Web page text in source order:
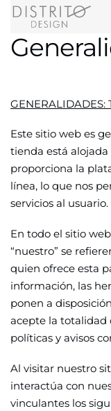
GENERALIDADES:
Este sitio web es
tienda está
proporciona la
línea, lo que nos
servicios al usuario.
En todo el sitio
“nuestro” se
quien ofrece esta
información, las
ponen a
acepte la totalidad
políticas y avisos
Al visitar nuestro
interactúa con
vinculantes los